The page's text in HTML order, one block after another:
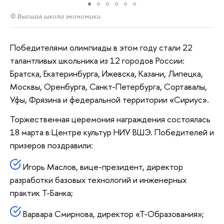
© Высшая школа экономики
Победителями олимпиады в этом году стали 22
талантливых школьника из 12 городов России:
Братска, Екатеринбурга, Ижевска, Казани, Липецка,
Москвы, Оренбурга, Санкт-Петербурга, Сортавалы,
Уфы, Фрязина и федеральной территории «Сириус».
Торжественная церемония награждения состоялась
18 марта в Центре культур НИУ ВШЭ. Победителей и
призеров поздравили:
Игорь Маслов, вице-президент, директор
разработки базовых технологий и инженерных
практик Т-Банка;
Варвара Смирнова, директор «Т-Образования»;